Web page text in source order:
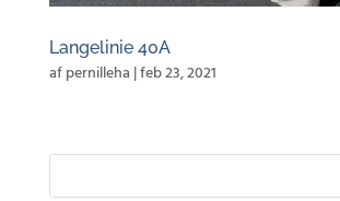
Langelinie 40A
afpernilleha |feb 23, 2021